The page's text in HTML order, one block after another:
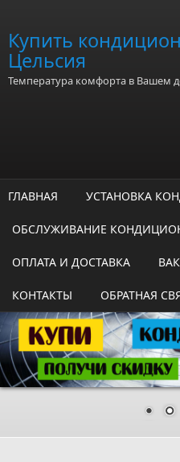
Купить
Цельсия
Температура комфорта в Вашем
ГЛАВНАЯ УСТАНОВКА
ОБСЛУЖИВАНИЕ
ОПЛАТА И ДОСТАВКА
КОНТАКТЫ ОБРАТНАЯ